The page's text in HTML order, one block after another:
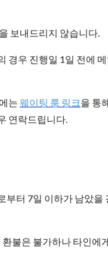
보내드리지 않습니다.
경우 진행일 1일 전에
는 웨이팅 룸 링크을 통
연락드립니다.
부터 7일 이하가 남았을
환불은 불가하나 타인에